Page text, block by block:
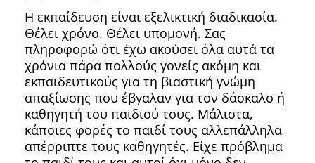
Η εκπαίδευση είναι εξελικτική διαδικασία.
Θέλει χρόνο. Θέλει υπομονή. Σας
πληροφορώ ότι έχω ακούσει όλα αυτά τα
χρόνια πάρα πολλούς γονείς ακόμη και
εκπαιδευτικούς για τη βιαστική γνώμη
απαξίωσης που έβγαλαν για τον δάσκαλο ή
καθηγητή του παιδιού τους. Μάλιστα,
κάποιες φορές το παιδί τους αλλεπάλληλα
απέρριπτε τους καθηγητές. Είχε πρόβλημα